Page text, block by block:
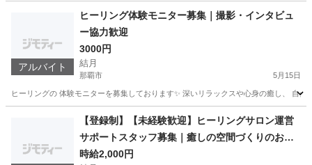
美容 ヒーリング
アルバイト
ヒーリング体験モニター募集｜撮影・インタビュ
ー協力歓迎
3000円
結月
那覇市 5月15日
ヒーリングの 体験モニターを募集しております✨ 深いリラックスや心身の癒し、 自
美容 ヒーリング
【登録制】【未経験歓迎】ヒーリングサロン運営
サポートスタッフ募集｜癒しの空間づくりのお仕
事
時給2,000円